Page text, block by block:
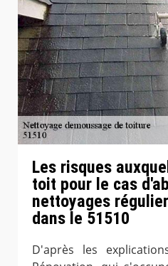
Les risques
toit pour le cas
nettoyages
dans le 51510
D'après les